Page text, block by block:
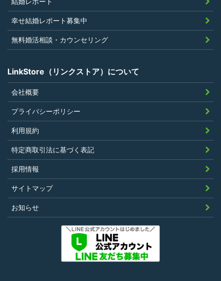
当社の提供するサービスと同一または類
似のサービスを提供することを業とする
法人または個人若しくはそれらの従業者
でないこと
利用者は、本規約に違反することなく、
LinkStoreを利用することにより、当社が定
める基準に従ったポイントの付与を受けるこ
とができます。
その他、キャンペーンなど当社の判断により
随時ポイントの付与をすることがあります。
第5条（ポイント利用）
幸せ結婚レポート募集中
無料婚活相談・カウンセリング
LinkStore（リンクストア）について
会社概要
プライバシーポリシー
利用規約
特定商取引法に基づく表記
採用情報
サイトマップ
お知らせ